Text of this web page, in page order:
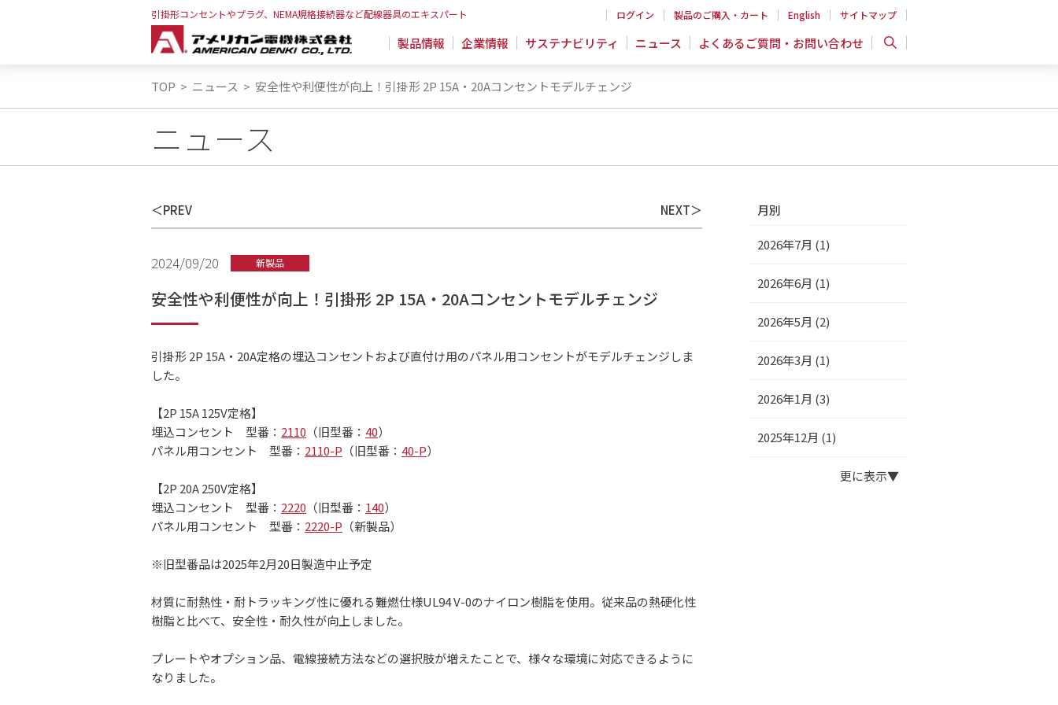
引掛形コンセントやプラグ、NEMA規格接続器など配線器具のエキスパート ログイン 製品のご購入・カート English サイトマップ
製品情報 企業情報 サステナビリティ ニュース よくあるご質問・お問い合わせ
TOP > ニュース > 安全性や利便性が向上！引掛形 2P 15A・20Aコンセントモデルチェンジ
ニュース
PREV NEXT
2024/09/20 新製品
安全性や利便性が向上！引掛形 2P 15A・20Aコンセントモデルチェンジ
引掛形 2P 15A・20A定格の埋込コンセントおよび直付け用のパネル用コンセントがモデルチェンジしま
した。
【2P 15A 125V定格】
埋込コンセント 型番： 2110 （旧型番： 40）
パネル用コンセント 型番： 2110-P （旧型番： 40-P）
【2P 20A 250V定格】
埋込コンセント 型番： 2220 （旧型番： 140）
パネル用コンセント 型番： 2220-P （新製品）
※旧型番品は2025年2月20日製造中止予定
材質に耐熱性・耐トラッキング性に優れる難燃仕様UL94 V-0のナイロン樹脂を使用。従来品の熱硬化性
樹脂と比べて、安全性・耐久性が向上しました。
プレートやオプション品、電線接続方法などの選択肢が増えたことで、様々な環境に対応できるように
なりました。
月別
2026年7月 (1)
2026年6月 (1)
2026年5月 (2)
2026年3月 (1)
2026年1月 (3)
2025年12月 (1)
更に表示